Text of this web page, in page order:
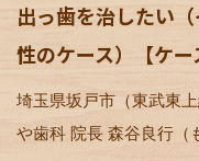
出っ歯を治したい
性のケース）【ケー
埼玉県坂戸市（東武東
や歯科 院長 森谷良行（